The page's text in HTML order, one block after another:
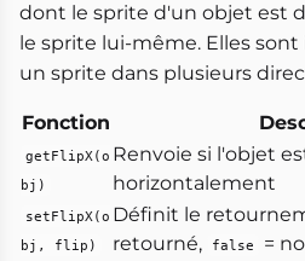
dont le sprite d'un objet est
le sprite lui-même. Elles
un sprite dans plusieurs
Fonction
getFlipX(o
bj)
Renvoie si l'objet
horizontalement
setFlipX(o
bj, flip)
Définit le
retourné,
false =